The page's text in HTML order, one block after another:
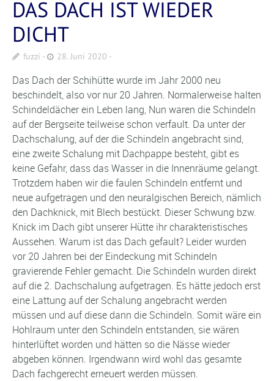
DAS DACH IST WIEDER
DICHT
fuzzi 28. Juni 2020
Das Dach der Schihütte wurde im Jahr 2000 neu
beschindelt, also vor nur 20 Jahren. Normalerweise halten
Schindeldächer ein Leben lang, Nun waren die Schindeln
auf der Bergseite teilweise schon verfault. Da unter der
Dachschalung, auf der die Schindeln angebracht sind,
eine zweite Schalung mit Dachpappe besteht, gibt es
keine Gefahr, dass das Wasser in die Innenräume gelangt.
Trotzdem haben wir die faulen Schindeln entfernt und
neue aufgetragen und den neuralgischen Bereich, nämlich
den Dachknick, mit Blech bestückt. Dieser Schwung bzw.
Knick im Dach gibt unserer Hütte ihr charakteristisches
Aussehen. Warum ist das Dach gefault? Leider wurden
vor 20 Jahren bei der Eindeckung mit Schindeln
gravierende Fehler gemacht. Die Schindeln wurden direkt
auf die 2. Dachschalung aufgetragen. Es hätte jedoch erst
eine Lattung auf der Schalung angebracht werden
müssen und auf diese dann die Schindeln. Somit wäre ein
Hohlraum unter den Schindeln entstanden, sie wären
hinterlüftet worden und hätten so die Nässe wieder
abgeben können. Irgendwann wird wohl das gesamte
Dach fachgerecht erneuert werden müssen.